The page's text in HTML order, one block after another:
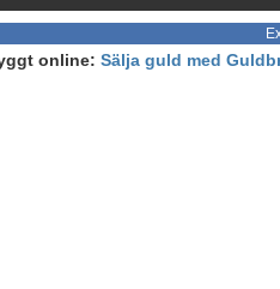
online: Sälja guld med